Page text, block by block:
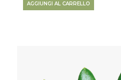
AGGIUNGI AL CARRELLO